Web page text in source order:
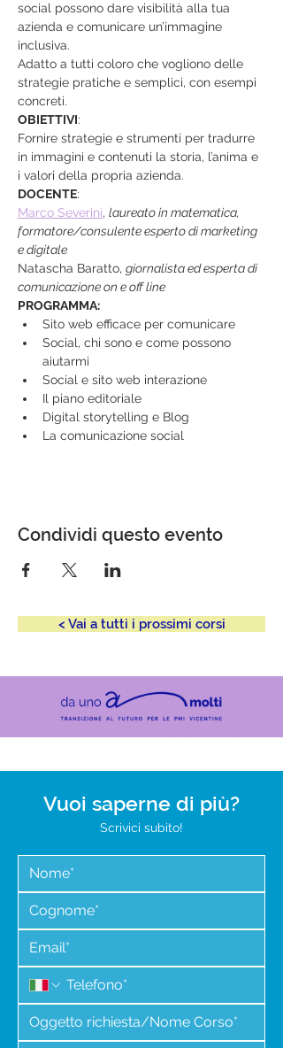
social possono dare visibilità alla tua
azienda e comunicare un’immagine
inclusiva.
Adatto a tutti coloro che vogliono delle
strategie pratiche e semplici, con esempi
concreti.
OBIETTIVI:
Fornire strategie e strumenti per tradurre
in immagini e contenuti la storia, l’anima e
i valori della propria azienda.
DOCENTE:
Marco Severini, laureato in matematica,
formatore/consulente esperto di marketing
e digitale
Natascha Baratto, giornalista ed esperta di
comunicazione on e off line
PROGRAMMA:
Sito web efficace per comunicare
Social, chi sono e come possono
aiutarmi
Social e sito web interazione
Il piano editoriale
Digital storytelling e Blog
La comunicazione social
Condividi questo evento
< Vai a tutti i prossimi corsi
Vuoi saperne di più?
Scrivici subito!